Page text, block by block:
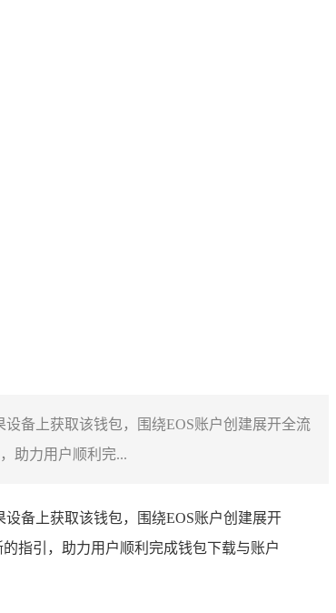
备上获取该钱包，围绕EOS账户创建展开全流
助力用户顺利完...
备上获取该钱包，围绕EOS账户创建展开
指引，助力用户顺利完成钱包下载与账户